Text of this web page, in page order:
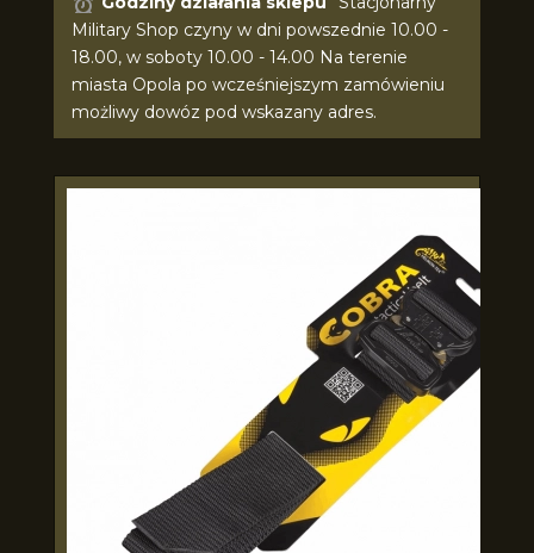
Military Shop czyny w dni powszednie 10.00 -
18.00, w soboty 10.00 - 14.00 Na terenie
miasta Opola po wcześniejszym zamówieniu
możliwy dowóz pod wskazany adres.